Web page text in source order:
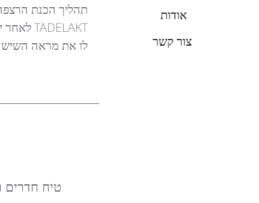
אודות
צור קשר
תהליך הכנת
לו את מראה השיש
טיח חדרים